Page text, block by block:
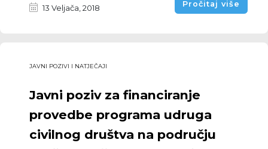
13 Veljača, 2018 Pročitaj više
JAVNI POZIVI I NATJEČAJI
Javni poziv za financiranje
provedbe programa udruga
civilnog društva na području